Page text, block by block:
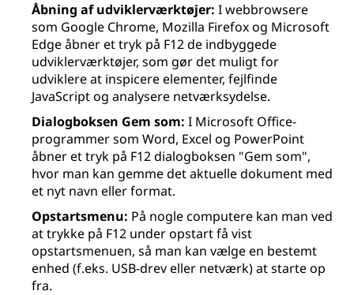
Åbning af udviklerværktøjer: I webbrowsere
som Google Chrome, Mozilla Firefox og Microsoft
Edge åbner et tryk på F12 de indbyggede
udviklerværktøjer, som gør det muligt for
udviklere at inspicere elementer, fejlfinde
JavaScript og analysere netværksydelse.
Dialogboksen Gem som: I Microsoft Office-
programmer som Word, Excel og PowerPoint
åbner et tryk på F12 dialogboksen "Gem som",
hvor man kan gemme det aktuelle dokument med
et nyt navn eller format.
Opstartsmenu: På nogle computere kan man ved
at trykke på F12 under opstart få vist
opstartsmenuen, så man kan vælge en bestemt
enhed (f.eks. USB-drev eller netværk) at starte op
fra.